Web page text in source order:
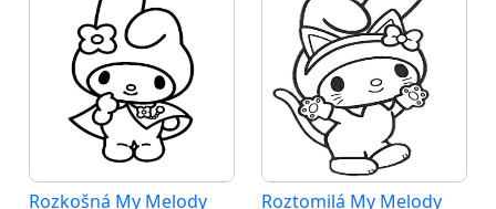
Rozkošná My Melody Roztomilá My Melody